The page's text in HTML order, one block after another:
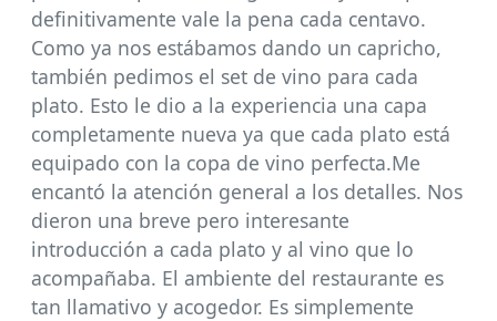
definitivamente vale la pena cada centavo.
Como ya nos estábamos dando un capricho,
también pedimos el set de vino para cada
plato. Esto le dio a la experiencia una capa
completamente nueva ya que cada plato está
equipado con la copa de vino perfecta.Me
encantó la atención general a los detalles. Nos
dieron una breve pero interesante
introducción a cada plato y al vino que lo
acompañaba. El ambiente del restaurante es
tan llamativo y acogedor. Es simplemente